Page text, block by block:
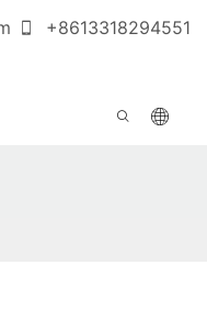
+8613318294551
SIE UNS